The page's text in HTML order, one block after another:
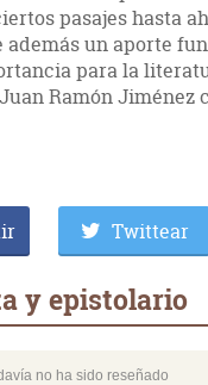
pasajes hasta
un aporte
para la
Ramón Jiménez
Twittear
y epistolario
no ha sido reseñado